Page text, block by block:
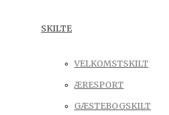
SKILTE
VELKOMSTSKILT
ÆRESPORT
GÆSTEBOGSKILT